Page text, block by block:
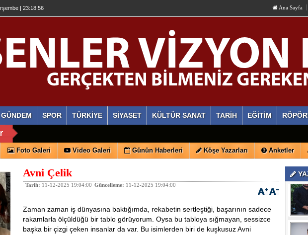
| 23:18:57 Ana Sayfa
GÜNDEM SPOR TÜRKİYE SİYASET KÜLTÜR SANAT TARİH EĞİTİM
Foto Galeri Video Galeri Günün Haberleri Köşe Yazarları Anketler
Avni Çelik
Tarih: 11-12-2025 19:04:00 Güncelleme: 11-12-2025 19:04:00
Zaman zaman iş dünyasına baktığımda, rekabetin sertleştiği, başarının sadece
rakamlarla ölçüldüğü bir tablo görüyorum. Oysa bu tabloya sığmayan, sessizce
başka bir çizgi çeken insanlar da var. Bu isimlerden biri de kuşkusuz Avni